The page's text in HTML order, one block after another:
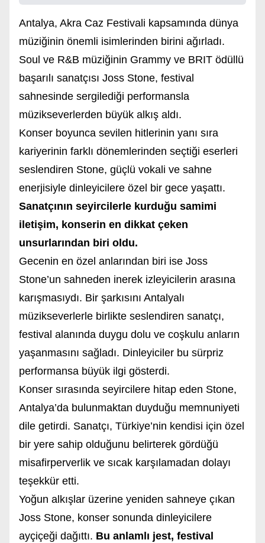
Antalya, Akra Caz Festivali kapsamında dünya
müziğinin önemli isimlerinden birini ağırladı.
Soul ve R&B müziğinin Grammy ve BRIT ödüllü
başarılı sanatçısı Joss Stone, festival
sahnesinde sergilediği performansla
müzikseverlerden büyük alkış aldı.
Konser boyunca sevilen hitlerinin yanı sıra
kariyerinin farklı dönemlerinden seçtiği eserleri
seslendiren Stone, güçlü vokali ve sahne
enerjisiyle dinleyicilere özel bir gece yaşattı.
Sanatçının seyircilerle kurduğu samimi
iletişim, konserin en dikkat çeken
unsurlarından biri oldu.
Gecenin en özel anlarından biri ise Joss
Stone’un sahneden inerek izleyicilerin arasına
karışmasıydı. Bir şarkısını Antalyalı
müzikseverlerle birlikte seslendiren sanatçı,
festival alanında duygu dolu ve coşkulu anların
yaşanmasını sağladı. Dinleyiciler bu sürpriz
performansa büyük ilgi gösterdi.
Konser sırasında seyircilere hitap eden Stone,
Antalya’da bulunmaktan duyduğu memnuniyeti
dile getirdi. Sanatçı, Türkiye’nin kendisi için özel
bir yere sahip olduğunu belirterek gördüğü
misafirperverlik ve sıcak karşılamadan dolayı
teşekkür etti.
Yoğun alkışlar üzerine yeniden sahneye çıkan
Joss Stone, konser sonunda dinleyicilere
ayçiçeği dağıttı. Bu anlamlı jest, festival